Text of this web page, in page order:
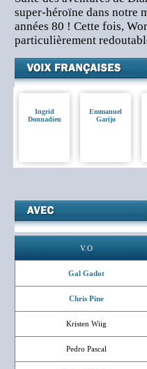
super-héroïne dans notre
années 80 ! Cette fois,
particulièrement
Ingrid
Donnadieu
Emmanuel
Garijo
V.O
Gal Gadot
Chris Pine
Kristen Wiig
Pedro Pascal